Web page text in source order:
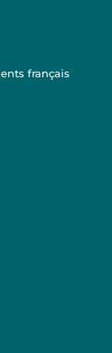
français